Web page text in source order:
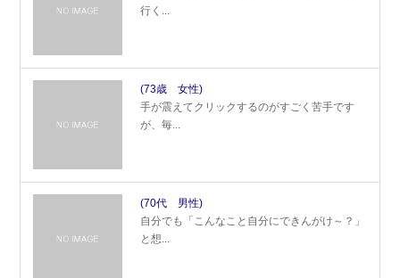
行く...
(73歳 女性)
手が震えてクリックするのがすごく苦手です
が、毎...
(70代 男性)
自分でも「こんなこと自分にできんがけ～？」
と想...